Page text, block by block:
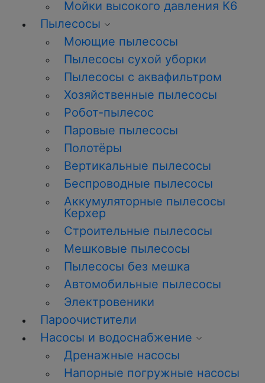
Мойки высокого давления К6
Пылесосы
Моющие пылесосы
Пылесосы сухой уборки
Пылесосы с аквафильтром
Хозяйственные пылесосы
Робот-пылесос
Паровые пылесосы
Полотёры
Вертикальные пылесосы
Беспроводные пылесосы
Аккумуляторные пылесосы
Керхер
Строительные пылесосы
Мешковые пылесосы
Пылесосы без мешка
Автомобильные пылесосы
Электровеники
Пароочистители
Насосы и водоснабжение
Дренажные насосы
Напорные погружные насосы